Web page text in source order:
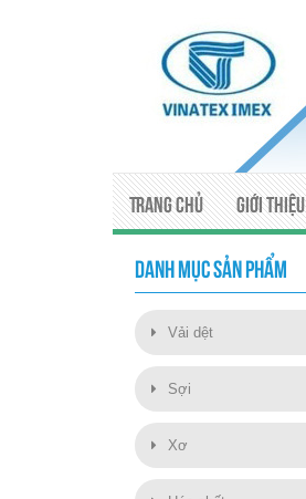
Trang chủ Giới thiệu
DANH MỤC SẢN PHẨM
Vải dệt
Sợi
Xơ